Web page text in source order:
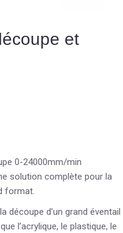
et
0-24000mm/min
solution complète pour la
format.
découpe d’un grand éventail
l’acrylique, le plastique, le